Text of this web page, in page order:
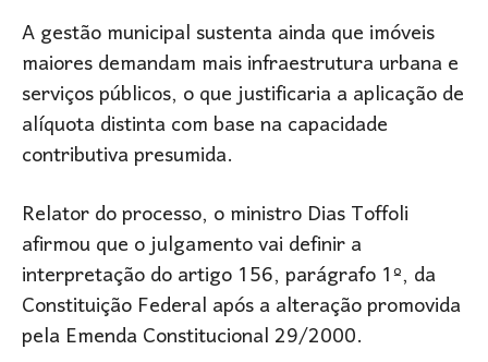
A gestão municipal sustenta ainda que imóveis
maiores demandam mais infraestrutura urbana e
serviços públicos, o que justificaria a aplicação de
alíquota distinta com base na capacidade
contributiva presumida.
Relator do processo, o ministroDias Toffoli
afirmou que o julgamento vai definir a
interpretação do artigo 156, parágrafo 1º, da
Constituição Federal após a alteração promovida
pela Emenda Constitucional 29/2000.